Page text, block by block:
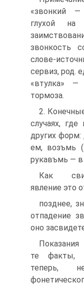
«звонкий
глухой на
звонкость
слове-
сервиз, род.
«втулка»
тормоза.
2.
случаях,
других
ем, возъмь
рукавъмь — в
Как
явление это
позднее,
отпадение
оно
те факты,
теперь,